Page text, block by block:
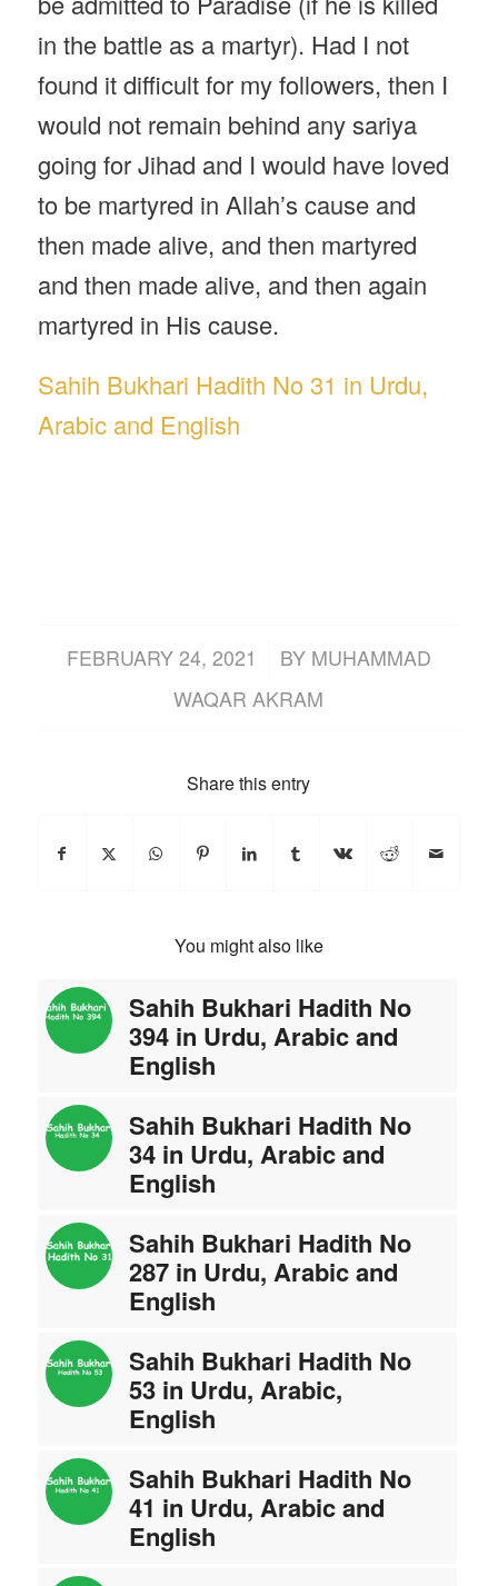
in the battle as a martyr). Had I not
found it difficult for my followers, then I
would not remain behind any sariya
going for Jihad and I would have loved
to be martyred in Allah’s cause and
then made alive, and then martyred
and then made alive, and then again
martyred in His cause.
Sahih Bukhari Hadith No 31 in Urdu,
Arabic and English
FEBRUARY 24, 2021
/ BY MUHAMMAD
WAQAR AKRAM
Share this entry
You might also like
Sahih Bukhari Hadith No
394 in Urdu, Arabic and
English
Sahih Bukhari Hadith No
34 in Urdu, Arabic and
English
Sahih Bukhari Hadith No
287 in Urdu, Arabic and
English
Sahih Bukhari Hadith No
53 in Urdu, Arabic,
English
Sahih Bukhari Hadith No
41 in Urdu, Arabic and
English